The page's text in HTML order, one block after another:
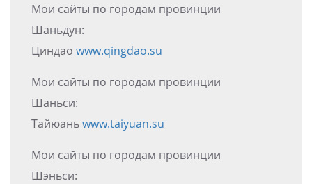
Мои сайты по городам провинции
Шаньдун:
Циндао www.qingdao.su
Мои сайты по городам провинции
Шаньси:
Тайюаньwww.taiyuan.su
Мои сайты по городам провинции
Шэньси: